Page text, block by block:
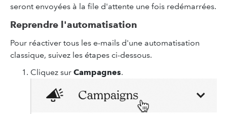
seront envoyées à la file d'attente une fois redémarrées.
Reprendre l'automatisation
Pour réactiver tous les e-mails d'une automatisation
classique, suivez les étapes ci-dessous.
Cliquez sur Campagnes.